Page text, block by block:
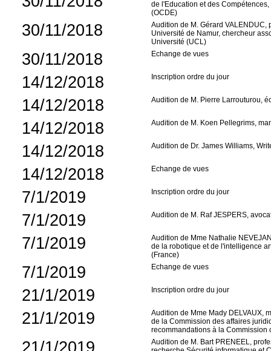
de l'Education et des
(OCDE)
30/11/2018
Audition de M. Gérard
Université de Namur, chercheur
Université (UCL)
30/11/2018 Echange de vues
14/12/2018 Inscription ordre du jour
14/12/2018 Audition de M. Pierre Larrouturou,
14/12/2018 Audition de M. Koen Pellegrims,
14/12/2018 Audition de Dr. James Williams,
14/12/2018 Echange de vues
7/1/2019 Inscription ordre du jour
7/1/2019 Audition de M. Raf JESPERS,
7/1/2019
Audition de Mme Nathalie
de la robotique et de l'intelligence
(France)
7/1/2019 Echange de vues
21/1/2019 Inscription ordre du jour
21/1/2019
Audition de Mme Mady DELVAUX,
de la Commission des affaires
recommandations à la
21/1/2019
Audition de M. Bart PRENEEL,